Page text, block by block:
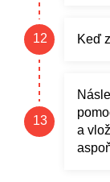
Keď
a